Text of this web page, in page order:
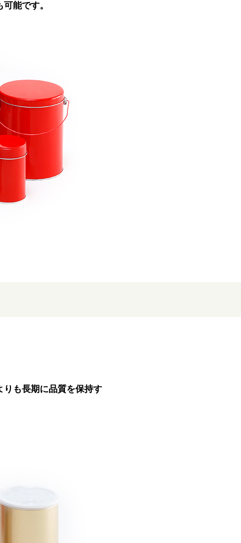
能です。
りも長期に品質を保持す